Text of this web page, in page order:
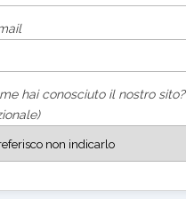
hai conosciuto il nostro sito?